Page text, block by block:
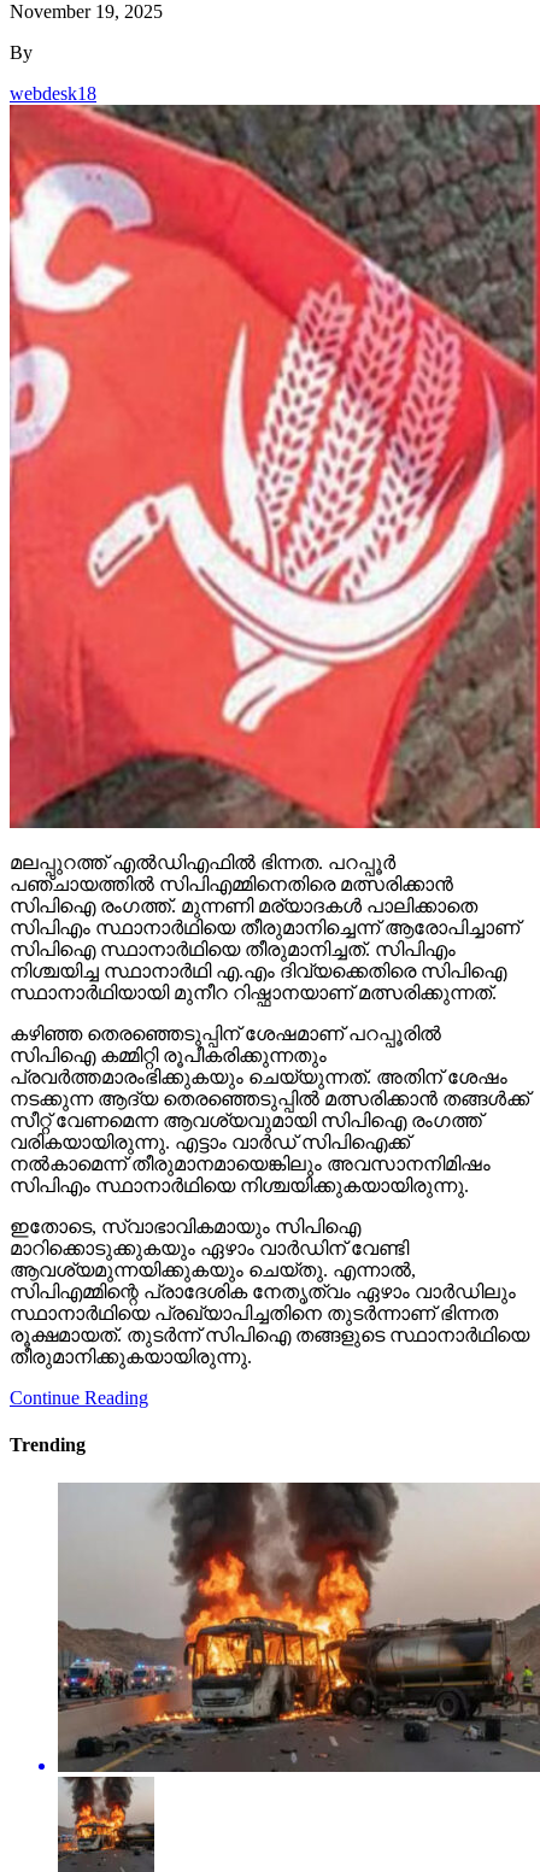
November 19, 2025
By
webdesk18
മലപ്പുറത്ത് എല്‍ഡിഎഫില്‍ ഭിന്നത. പറപ്പൂര്‍
പഞ്ചായത്തില്‍ സിപിഎമ്മിനെതിരെ മത്സരിക്കാന്‍
സിപിഐ രംഗത്ത്. മുന്നണി മര്യാദകള്‍ പാലിക്കാതെ
സിപിഎം സ്ഥാനാര്‍ഥിയെ തീരുമാനിച്ചെന്ന് ആരോപിച്ചാണ്
സിപിഐ സ്ഥാനാര്‍ഥിയെ തീരുമാനിച്ചത്. സിപിഎം
നിശ്ചയിച്ച സ്ഥാനാര്‍ഥി എ.എം ദിവ്യക്കെതിരെ സിപിഐ
സ്ഥാനാര്‍ഥിയായി മുനീറ റിഷ്ഫാനയാണ് മത്സരിക്കുന്നത്.
കഴിഞ്ഞ തെരഞ്ഞെടുപ്പിന് ശേഷമാണ് പറപ്പൂരില്‍
സിപിഐ കമ്മിറ്റി രൂപീകരിക്കുന്നതും
പ്രവര്‍ത്തമാരംഭിക്കുകയും ചെയ്യുന്നത്. അതിന് ശേഷം
നടക്കുന്ന ആദ്യ തെരഞ്ഞെടുപ്പില്‍ മത്സരിക്കാന്‍ തങ്ങള്‍ക്ക്
സീറ്റ് വേണമെന്ന ആവശ്യവുമായി സിപിഐ രംഗത്ത്
വരികയായിരുന്നു. എട്ടാം വാര്‍ഡ് സിപിഐക്ക്
നല്‍കാമെന്ന് തീരുമാനമായെങ്കിലും അവസാനനിമിഷം
സിപിഎം സ്ഥാനാര്‍ഥിയെ നിശ്ചയിക്കുകയായിരുന്നു.
ഇതോടെ, സ്വാഭാവികമായും സിപിഐ
മാറിക്കൊടുക്കുകയും ഏഴാം വാര്‍ഡിന് വേണ്ടി
ആവശ്യമുന്നയിക്കുകയും ചെയ്തു. എന്നാല്‍,
സിപിഎമ്മിന്റെ പ്രാദേശിക നേതൃത്വം ഏഴാം വാര്‍ഡിലും
സ്ഥാനാര്‍ഥിയെ പ്രഖ്യാപിച്ചതിനെ തുടര്‍ന്നാണ് ഭിന്നത
രൂക്ഷമായത്. തുടര്‍ന്ന് സിപിഐ തങ്ങളുടെ സ്ഥാനാര്‍ഥിയെ
തീരുമാനിക്കുകയായിരുന്നു.
Continue Reading
Trending